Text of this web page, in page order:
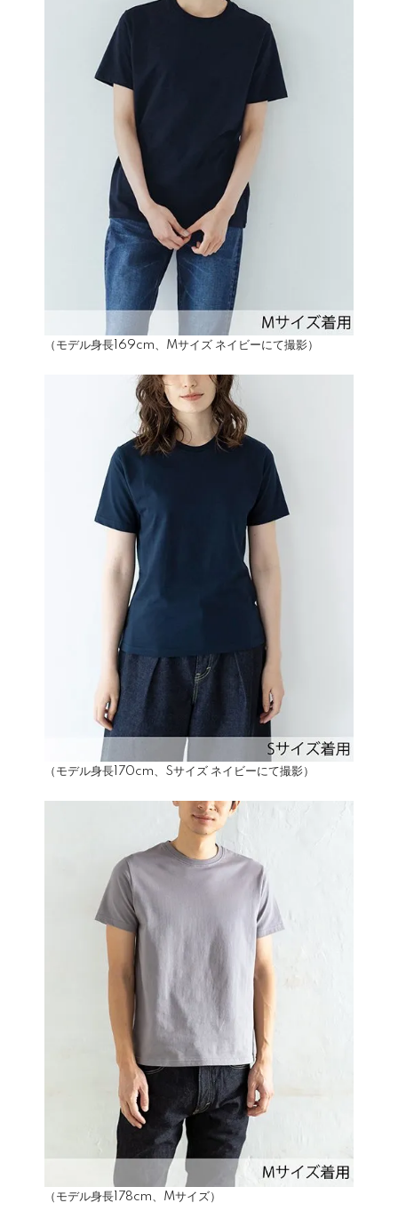
（モデル身長169cm、Mサイズ ネイビーにて撮影）
（モデル身長170cm、Sサイズ ネイビーにて撮影）
（モデル身長178cm、Mサイズ）